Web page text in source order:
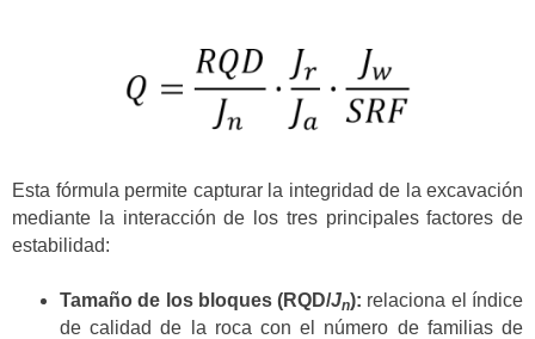
Esta fórmula permite capturar la integridad de la excavación
mediante la interacción de los tres principales factores de
estabilidad:
Tamaño de los bloques (RQD/Jn): relaciona el índice
de calidad de la roca con el número de familias de